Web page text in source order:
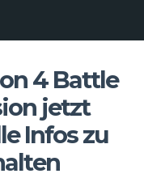
4 Battle
jetzt
Infos zu